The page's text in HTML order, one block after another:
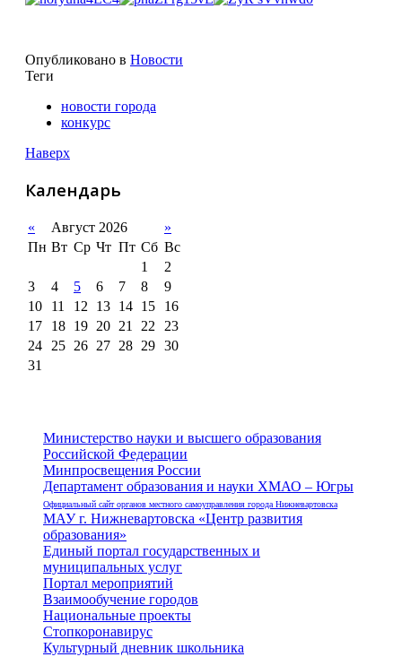
Опубликовано в Новости
Теги
новости города
конкурс
Наверх
Календарь
« Август 2026
»
Пн Вт Ср Чт Пт Сб Вс
1
2
3
4 5 6 7 8
9
10
11 12 13 14 15
16
17
18 19 20 21 22
23
24
25 26 27 28 29 30
31
Министерство науки и высшего образования
Российской Федерации
Минпросвещения России
Департамент образования и науки ХМАО – Югры
Официальный сайт органов местного самоуправления города Нижневартовска
МАУ г. Нижневартовска «Центр развития
образования»
Единый портал государственных и
муниципальных услуг
Портал мероприятий
Взаимообучение городов
Национальные проекты
Стопкоронавирус
Культурный дневник школьника